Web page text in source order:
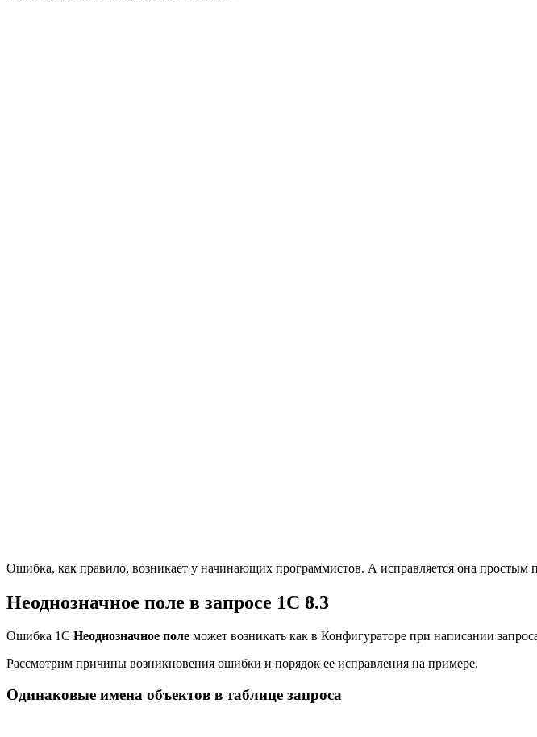
Ошибка, как правило, возникает у начинающих программистов. А исправляется она простым
Неоднозначное поле в запросе 1С 8.3
Ошибка 1С Неоднозначное поле может возникать как в Конфигураторе при написании
Рассмотрим причины возникновения ошибки и порядок ее исправления на примере.
Одинаковые имена объектов в таблице запроса